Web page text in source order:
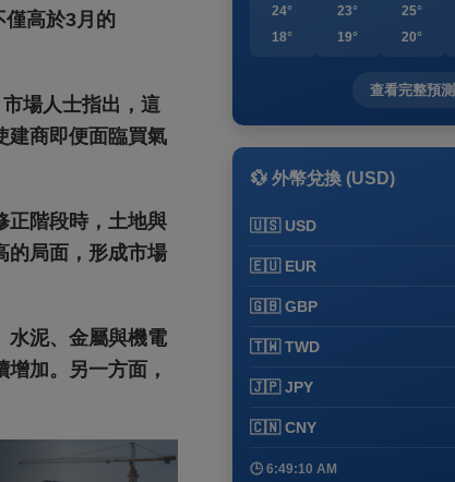
高於3月的
場人士指出，這
建商即便面臨買氣
正階段時，土地與
的局面，形成市場
水泥、金屬與機電
加。另一方面，
24°
18°
23°
19°
25°
20°
查看完整預測
💱 外幣兌換 (USD)
🇺🇸 USD
🇪🇺 EUR
🇬🇧 GBP
🇹🇼 TWD
🇯🇵 JPY
🇨🇳 CNY
🕒 6:49:10 AM